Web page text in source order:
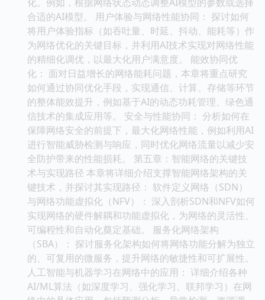
合适的AI模型。 用户体验与网络性能协同： 探讨如何
将用户体验指标（如吞吐量、时延、抖动、能耗等）作
为网络优化的关键目标，并利用AI技术实现对网络性能
的精细化调优，以最大化用户满意度。 能效协同优
化： 面对日益增长的网络能耗问题，本章将重点研究
如何通过协同优化手段，实现通信、计算、存储等环节
的整体能效提升，例如基于AI的动态功耗管理、绿色通
信技术的集成应用等。 安全与性能协同： 分析如何在
保障网络安全的前提下，最大化网络性能，例如利用AI
进行智能威胁检测与响应，同时优化网络流量以减少安
全防护带来的性能损耗。 第五章：智能网络的关键技
术与实现路径 本章将详细介绍支撑智能网络架构的关
键技术，并探讨其实现路径： 软件定义网络（SDN）
与网络功能虚拟化（NFV）： 深入剖析SDN和NFV如何
实现网络的硬件解耦和功能虚拟化，为网络的灵活性、
可编程性和自动化奠定基础。 服务化网络架构
（SBA）： 探讨服务化架构如何将网络功能分解为独立
的、可复用的微服务，提升网络的敏捷性和可扩展性。
人工智能与机器学习在网络中的应用： 详细介绍各种
AI/ML算法（如深度学习、强化学习、联邦学习）在网